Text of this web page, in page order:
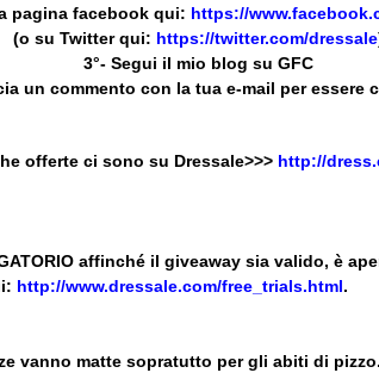
pagina facebook qui: https://
(o su Twitter qui: https://twitter.com/dressale
3°- Segui il mio blog su GFC
un commento con la tua e-mail per essere
offerte ci sono su Dressale>>> http://
affinché il giveaway sia valido, è
http://www.dressale.com/free_trials.html.
vanno matte sopratutto per gli abiti di